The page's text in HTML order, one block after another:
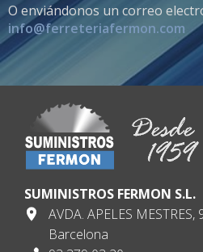
O enviándonos un correo
info@ferreteriafermon.com
SUMINISTROS FERMON S.L.
AVDA. APELES
Barcelona